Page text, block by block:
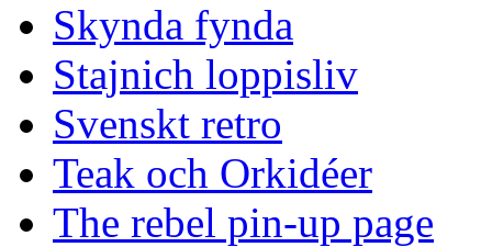
Skynda fynda
Stajnich loppisliv
Svenskt retro
Teak och Orkidéer
The rebel pin-up page